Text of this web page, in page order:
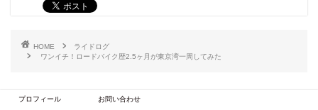
HOME
ライドログ
ワンイチ！ロードバイク歴2.5ヶ月が東京湾一周してみた
プロフィール お問い合わせ